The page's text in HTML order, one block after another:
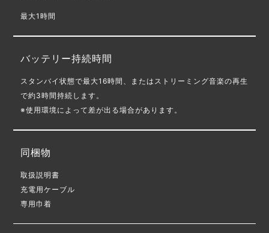
最⼤1時間
バッテリー持続時間
スタンバイ状態で最大16時間、またはストリーミング音楽の再生
で約3時間持続します。
使用環境によって差が出る場合があります。
同梱物
取扱説明書
充電用ケーブル
専用巾着